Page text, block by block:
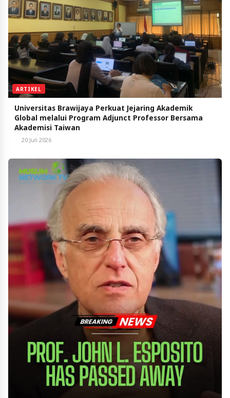
ARTIKEL
Universitas Brawijaya Perkuat Jejaring Akademik
Global melalui Program Adjunct Professor Bersama
Akademisi Taiwan
20 Juli 2026